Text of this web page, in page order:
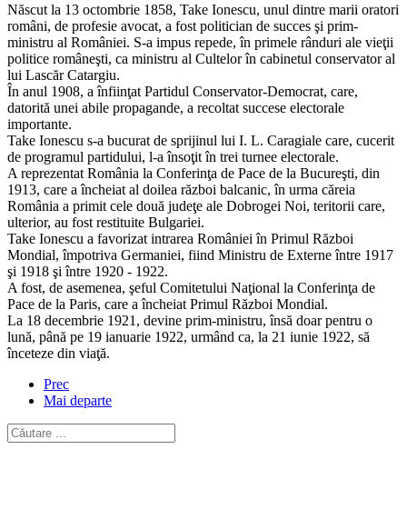
Născut la 13 octombrie 1858, Take Ionescu, unul dintre marii oratori
români, de profesie avocat, a fost politician de succes şi prim-
ministru al României. S-a impus repede, în primele rânduri ale vieţii
politice româneşti, ca ministru al Cultelor în cabinetul conservator al
lui Lascăr Catargiu.
În anul 1908, a înfiinţat Partidul Conservator-Democrat, care,
datorită unei abile propagande, a recoltat succese electorale
importante.
Take Ionescu s-a bucurat de sprijinul lui I. L. Caragiale care, cucerit
de programul partidului, l-a însoţit în trei turnee electorale.
A reprezentat România la Conferinţa de Pace de la Bucureşti, din
1913, care a încheiat al doilea război balcanic, în urma căreia
România a primit cele două judeţe ale Dobrogei Noi, teritorii care,
ulterior, au fost restituite Bulgariei.
Take Ionescu a favorizat intrarea României în Primul Război
Mondial, împotriva Germaniei, fiind Ministru de Externe între 1917
şi 1918 şi între 1920 - 1922.
A fost, de asemenea, şeful Comitetului Naţional la Conferinţa de
Pace de la Paris, care a încheiat Primul Război Mondial.
La 18 decembrie 1921, devine prim-ministru, însă doar pentru o
lună, până pe 19 ianuarie 1922, urmând ca, la 21 iunie 1922, să
înceteze din viaţă.
Prec
Mai departe